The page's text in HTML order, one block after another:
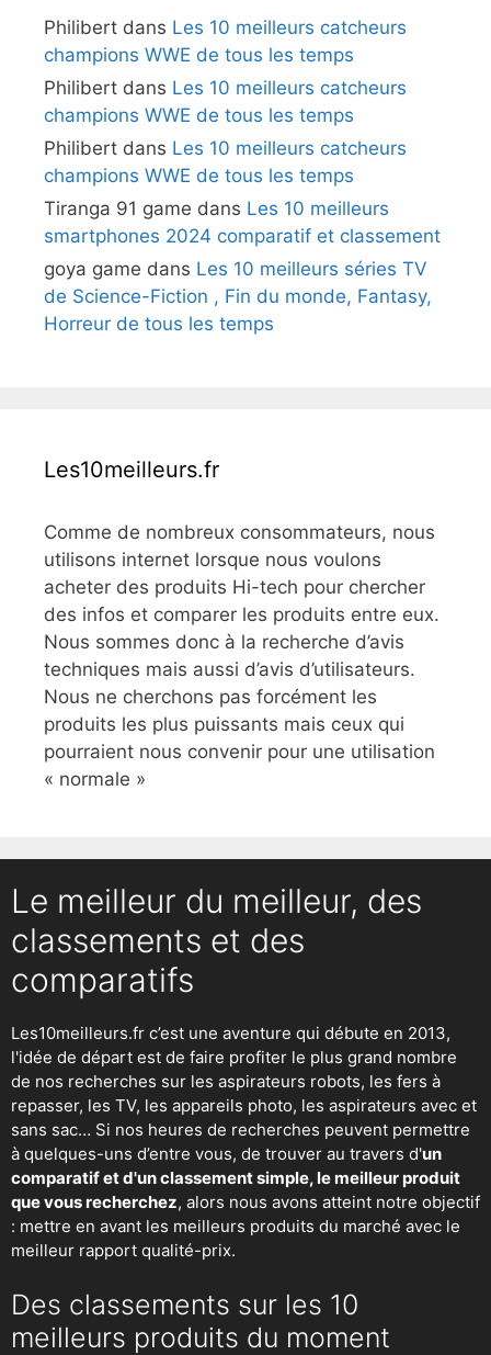
Philibert dans Les 10 meilleurs catcheurs
champions WWE de tous les temps
Philibert dans Les 10 meilleurs catcheurs
champions WWE de tous les temps
Philibert dans Les 10 meilleurs catcheurs
champions WWE de tous les temps
Tiranga 91 game dans Les 10 meilleurs
smartphones 2024 comparatif et classement
goya game dans Les 10 meilleurs séries TV
de Science-Fiction , Fin du monde, Fantasy,
Horreur de tous les temps
Les10meilleurs.fr
Comme de nombreux consommateurs, nous
utilisons internet lorsque nous voulons
acheter des produits Hi-tech pour chercher
des infos et comparer les produits entre eux.
Nous sommes donc à la recherche d’avis
techniques mais aussi d’avis d’utilisateurs.
Nous ne cherchons pas forcément les
produits les plus puissants mais ceux qui
pourraient nous convenir pour une utilisation
« normale »
Le meilleur du meilleur, des
classements et des
comparatifs
Les10meilleurs.fr c’est une aventure qui débute en 2013,
l'idée de départ est de faire profiter le plus grand nombre
de nos recherches sur les aspirateurs robots, les fers à
repasser, les TV, les appareils photo, les aspirateurs avec et
sans sac… Si nos heures de recherches peuvent permettre
à quelques-uns d’entre vous, de trouver au travers d'un
comparatif et d'un classement simple, le meilleur produit
que vous recherchez, alors nous avons atteint notre objectif
: mettre en avant les meilleurs produits du marché avec le
meilleur rapport qualité-prix.
Des classements sur les 10
meilleurs produits du moment